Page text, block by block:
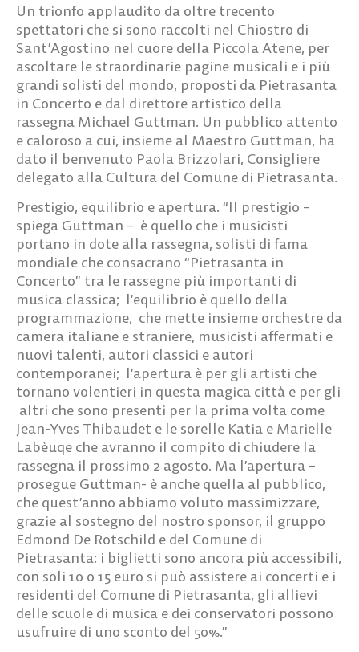
Un trionfo applaudito da oltre trecento
spettatori che si sono raccolti nel Chiostro di
Sant’Agostino nel cuore della Piccola Atene, per
ascoltare le straordinarie pagine musicali e i più
grandi solisti del mondo, proposti da Pietrasanta
in Concerto e dal direttore artistico della
rassegna Michael Guttman. Un pubblico attento
e caloroso a cui, insieme al Maestro Guttman, ha
dato il benvenuto Paola Brizzolari, Consigliere
delegato alla Cultura del Comune di Pietrasanta.
Prestigio, equilibrio e apertura. “Il prestigio –
spiega Guttman – è quello che i musicisti
portano in dote alla rassegna, solisti di fama
mondiale che consacrano “Pietrasanta in
Concerto” tra le rassegne più importanti di
musica classica; l’equilibrio è quello della
programmazione, che mette insieme orchestre da
camera italiane e straniere, musicisti affermati e
nuovi talenti, autori classici e autori
contemporanei; l’apertura è per gli artisti che
tornano volentieri in questa magica città e per gli
altri che sono presenti per la prima volta come
Jean-Yves Thibaudet e le sorelle Katia e Marielle
Labèuqe che avranno il compito di chiudere la
rassegna il prossimo 2 agosto. Ma l’apertura –
prosegue Guttman- è anche quella al pubblico,
che quest’anno abbiamo voluto massimizzare,
grazie al sostegno del nostro sponsor, il gruppo
Edmond De Rotschild e del Comune di
Pietrasanta: i biglietti sono ancora più accessibili,
con soli 10 o 15 euro si può assistere ai concerti e i
residenti del Comune di Pietrasanta, gli allievi
delle scuole di musica e dei conservatori possono
usufruire di uno sconto del 50%.”